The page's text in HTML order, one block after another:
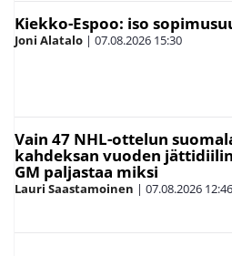
Kiekko-Espoo: iso
Joni Alatalo | 07.08.2026 15:30
Vain 47 NHL-ottelun
kahdeksan vuoden
GM paljastaa miksi
Lauri Saastamoinen | 07.08.2026 12:46